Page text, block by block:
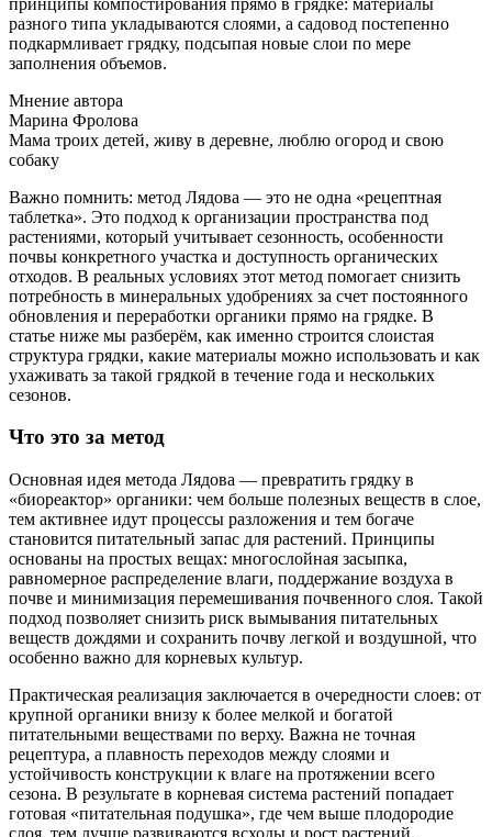
разного типа укладываются слоями, а садовод постепенно
подкармливает грядку, подсыпая новые слои по мере
заполнения объемов.
Мнение автора
Марина Фролова
Мама троих детей, живу в деревне, люблю огород и свою
собаку
Важно помнить: метод Лядова — это не одна «рецептная
таблетка». Это подход к организации пространства под
растениями, который учитывает сезонность, особенности
почвы конкретного участка и доступность органических
отходов. В реальных условиях этот метод помогает снизить
потребность в минеральных удобрениях за счет постоянного
обновления и переработки органики прямо на грядке. В
статье ниже мы разберём, как именно строится слоистая
структура грядки, какие материалы можно использовать и как
ухаживать за такой грядкой в течение года и нескольких
сезонов.
Что это за метод
Основная идея метода Лядова — превратить грядку в
«биореактор» органики: чем больше полезных веществ в слое,
тем активнее идут процессы разложения и тем богаче
становится питательный запас для растений. Принципы
основаны на простых вещах: многослойная засыпка,
равномерное распределение влаги, поддержание воздуха в
почве и минимизация перемешивания почвенного слоя. Такой
подход позволяет снизить риск вымывания питательных
веществ дождями и сохранить почву легкой и воздушной, что
особенно важно для корневых культур.
Практическая реализация заключается в очередности слоев: от
крупной органики внизу к более мелкой и богатой
питательными веществами по верху. Важна не точная
рецептура, а плавность переходов между слоями и
устойчивость конструкции к влаге на протяжении всего
сезона. В результате в корневая система растений попадает
готовая «питательная подушка», где чем выше плодородие
слоя, тем лучше развиваются всходы и рост растений.